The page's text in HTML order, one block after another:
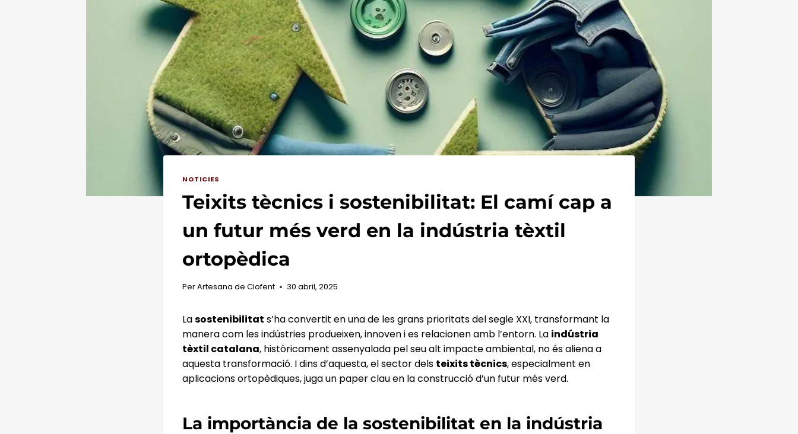
NOTICIES
Teixits tècnics i sostenibilitat: El camí cap a
un futur més verd en la indústria tèxtil
ortopèdica
PerArtesana de Clofent 30 abril, 2025
Lasostenibilitat s’ha convertit en una de les grans prioritats del segle XXI, transformant la
manera com les indústries produeixen, innoven i es relacionen amb l’entorn. La indústria
tèxtil catalana, històricament assenyalada pel seu alt impacte ambiental, no és aliena a
aquesta transformació. I dins d’aquesta, el sector dels teixits tècnics, especialment en
aplicacions ortopèdiques, juga un paper clau en la construcció d’un futur més verd.
La importància de la sostenibilitat en la indústria